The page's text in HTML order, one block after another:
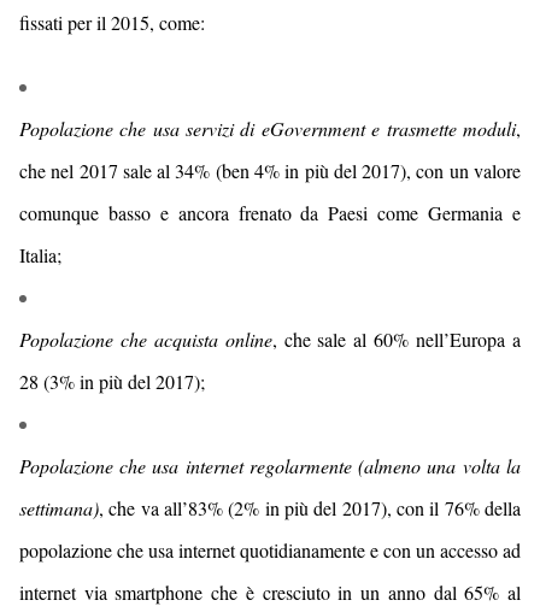
fissati per il 2015, come:
Popolazione che usa servizi di eGovernment e trasmette moduli,
che nel 2017 sale al 34% (ben 4% in più del 2017),con un valore
comunque basso e ancora frenato da Paesi come Germania e
Italia;
Popolazione che acquista online, chesale al60% nell’Europa a
28 (3% in più del 2017);
Popolazione che usa internet regolarmente(almeno una volta la
settimana), che va all’83% (2% in più del 2017), con il 76% della
popolazione che usa internet quotidianamentee con un accesso ad
internet via smartphone che è cresciuto in un anno dal 65% al